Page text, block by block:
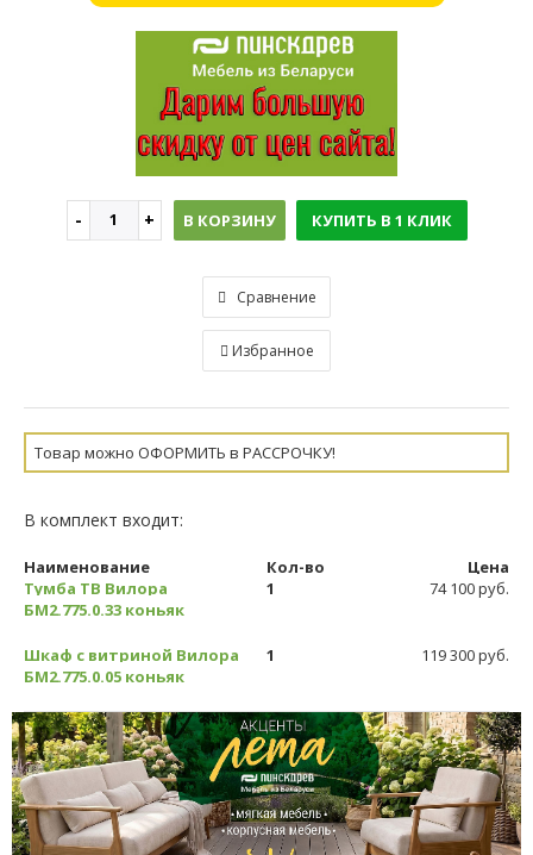
В КОРЗИНУ КУПИТЬ В 1 КЛИК
Сравнение
Избранное
Товар можно ОФОРМИТЬ в РАССРОЧКУ!
В комплект входит:
Наименование Кол-во
Цена
Тумба ТВ Вилора
БМ2.775.0.33 коньяк
1 74 100 руб.
Шкаф с витриной Вилора
БМ2.775.0.05 коньяк
1 119 300 руб.